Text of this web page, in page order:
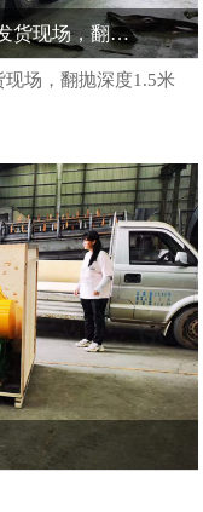
新疆客户15米有机肥液压轮盘翻抛机发货现场，翻抛深度1.5米
场，翻抛深度1.5米